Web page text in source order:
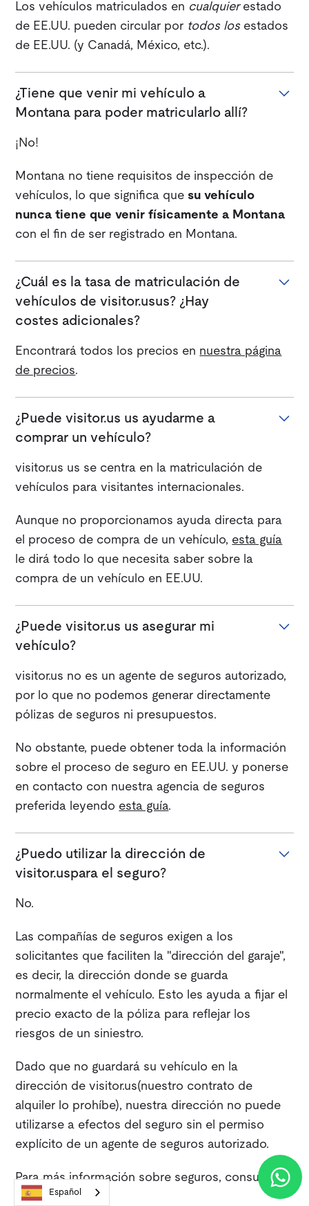
Los vehículos matriculados en cualquierestado
de EE.UU. pueden circular por todos losestados
de EE.UU. (y Canadá, México, etc.).
¿Tiene que venir mi vehículo a
Montana para poder matricularlo allí?
¡No!
Montana no tiene requisitos de inspección de
vehículos, lo que significa quesu vehículo
nunca tiene que venir físicamente a Montana
con el fin de ser registrado en Montana.
¿Cuál es la tasa de matriculación de
vehículos de visitor.usus? ¿Hay
costes adicionales?
Encontrará todos los precios en nuestra página
de precios.
¿Puede visitor.us us ayudarme a
comprar un vehículo?
visitor.us us se centra en la matriculación de
vehículos para visitantes internacionales.
Aunque no proporcionamos ayuda directa para
el proceso de compra de un vehículo, esta guía
le dirá todo lo que necesita saber sobre la
compra de un vehículo en EE.UU.
¿Puede visitor.us us asegurar mi
vehículo?
visitor.us no es un agente de seguros autorizado,
por lo que no podemos generar directamente
pólizas de seguros ni presupuestos.
No obstante, puede obtener toda la información
sobre el proceso de seguro en EE.UU. y ponerse
en contacto con nuestra agencia de seguros
preferida leyendo esta guía.
¿Puedo utilizar la dirección de
visitor.uspara el seguro?
No.
Las compañías de seguros exigen a los
solicitantes que faciliten la "dirección del garaje",
es decir, la dirección donde se guarda
normalmente el vehículo. Esto les ayuda a fijar el
precio exacto de la póliza para reflejar los
riesgos de un siniestro.
Dado que no guardará su vehículo en la
dirección de visitor.us(nuestro contrato de
alquiler lo prohíbe), nuestra dirección no puede
utilizarse a efectos del seguro sin el permiso
explícito de un agente de seguros autorizado.
Para más información sobre seguros, consulte
este recurso
Español